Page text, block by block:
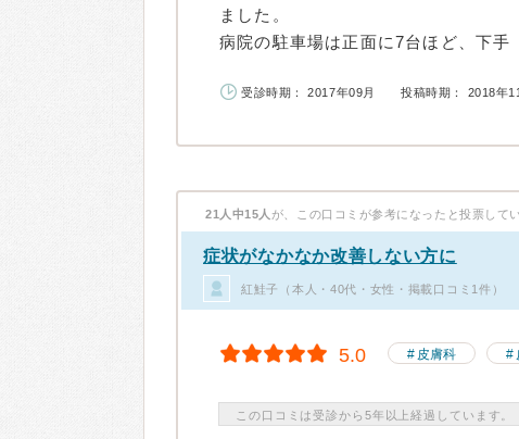
ました。
病院の駐車場は正面に7台ほど、下手
受診時期： 2017年09月 投稿時期： 2018年
21人中15人 が、この口コミが参考になったと投票して
症状がなかなか改善しない方に
紅鮭子（本人・40代・女性・掲載口コミ1件）
5.0 皮膚科
この口コミは受診から5年以上経過しています。